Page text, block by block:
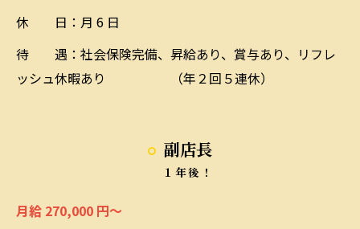
休 日：月 6 日
待 遇：社会保険完備、昇給あり、賞与あり、リフレ
ッシュ休暇あり （年２回５連休）
副店長
１年後！
月給 270,000 円～